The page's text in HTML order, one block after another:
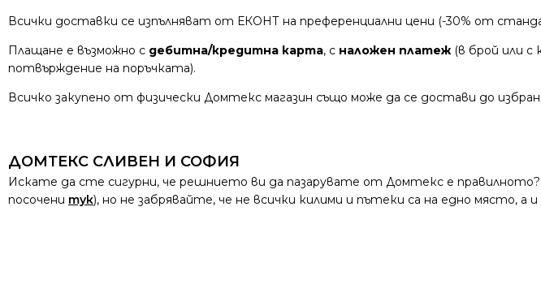
Всички доставки се изпълняват от ЕКОНТ на преференциални цени (-30% от
Плащане е възможно с дебитна/кредитна карта, с наложен платеж (в брой или с
потвърждение на поръчката).
Всичко закупено от физически Домтекс магазин също може да се достави до
ДОМТЕКС СЛИВЕН И СОФИЯ
Искате да сте сигурни, че решнието ви да пазарувате от Домтекс е
посочени тук), но не забрявайте, че не всички килими и пътеки са на едно място,